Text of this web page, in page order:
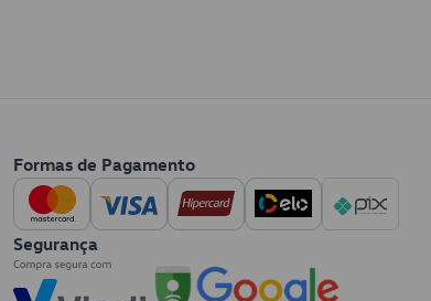
Formas de Pagamento
Segurança